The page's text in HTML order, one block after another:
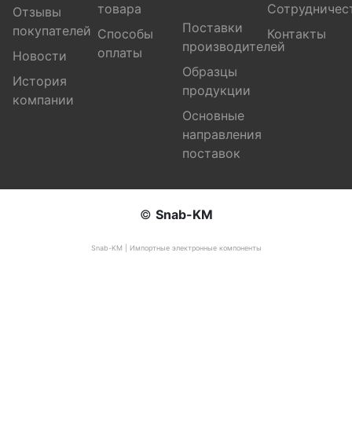
Отзывы
покупателей
Новости
История
компании
товара
Способы
оплаты
Поставки
производителей
Образцы
продукции
Основные
направления
поставок
Контакты
© Snab-KM
Snab-KM | Импортные электронные компоненты